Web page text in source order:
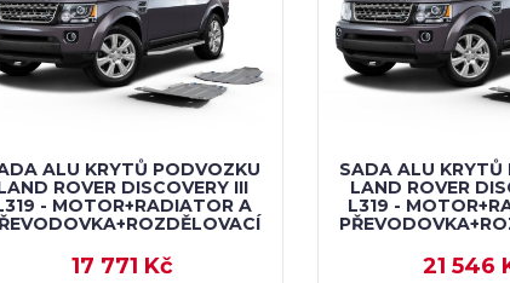
ALU KRYTŮ PODVOZKU
ROVER DISCOVERY III
- MOTOR+RADIATOR A
17 771 Kč
SADA ALU KRYTŮ
LAND ROVER
L319 -
21 546